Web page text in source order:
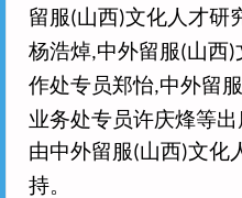
留服(山西)文化人才研
杨浩焯,中外留服(山西)
作处专员郑怡,中外留服
业务处专员许庆烽等
由中外留服(山西)文化
持。